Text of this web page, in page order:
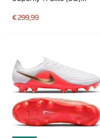
Voetbalschoenen Wit
€ 299,99